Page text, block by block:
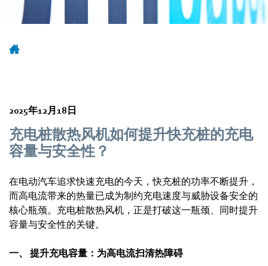
2025年12月18日
充电桩散热风机如何提升快充桩的充电
容量与安全性？
在电动汽车追求快速充电的今天，快充桩的功率不断提升，
而高电流带来的热量已成为制约充电速度与威胁设备安全的
核心瓶颈。充电桩散热风机，正是打破这一瓶颈、同时提升
容量与安全性的关键。
一、 提升充电容量：为高电流扫清热障碍